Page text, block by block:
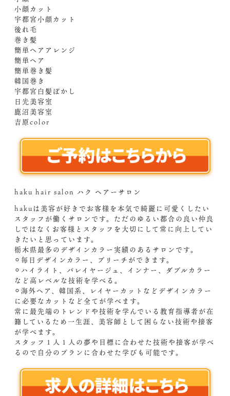
小顔カット
宇都宮小顔カット
後れ毛
巻き髪
簡単ヘアアレンジ
簡単ヘア
簡単巻き髪
韓国巻き
宇都宮白髪ぼかし
日光美容室
鹿沼美容室
吉原color
haku hair salon ハク ヘアーサロン
hakuは美容が好きでお客様を本気で綺麗に可愛くしたい
スタッフが働くサロンです。ただのゆるい都合の良い仲良
しではなくお客様とスタッフを大切にして常に向上してい
きたいと思っています。
栃木県最多のデザインカラー実績のあるサロンです。
⚪︎毎日デザインカラー、ブリーチができます。
⚪︎ハイライト、バレイヤージュ、インナー、ダブルカラー
など高レベルな技術を学べる。
⚪︎海外ヘア、韓国系、レイヤーカットなどデザインカラー
に必要なカットなど全てが学べます。
常に最先端のトレンドや技術を学んでいる教育指導者が在
籍しているため一生涯、美容師として困らない技術や接客
が学べます。
スタッフ１人１人の夢や目標に合わせた技術や接客が学べ
るので自分のプランに合わせた学びも可能です。